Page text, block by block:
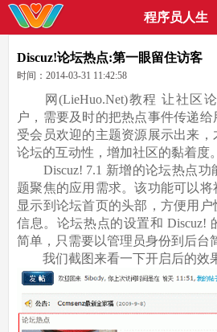
程序员人生
Discuz!论坛热点:第一眼留住访客
时间：2014-03-31 11:42:58
网(LieHuo.Net)教程 让社区论
户，需要及时的把热点事件传递
受会员欢迎的主题资源展示出来
论坛的互动性，增加社区的黏着度。
Discuz! 7.1 新增的论坛热点功
题聚焦的应用需求。该功能可以
显示到论坛首页的头部，方便用
信息。论坛热点的设置和 Discuz!
简单，只需要以管理员身份到后台
我们截图来看一下开启后的效